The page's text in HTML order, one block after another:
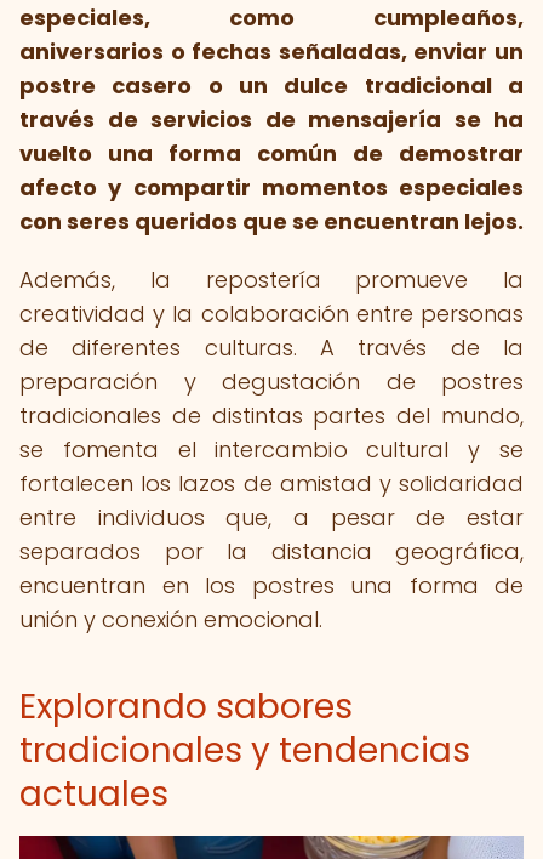
especiales, como cumpleaños,
aniversarios o fechas señaladas, enviar un
postre casero o un dulce tradicional a
través de servicios de mensajería se ha
vuelto una forma común de demostrar
afecto y compartir momentos especiales
con seres queridos que se encuentran lejos.
Además, la repostería promueve la
creatividad y la colaboración entre personas
de diferentes culturas. A través de la
preparación y degustación de postres
tradicionales de distintas partes del mundo,
se fomenta el intercambio cultural y se
fortalecen los lazos de amistad y solidaridad
entre individuos que, a pesar de estar
separados por la distancia geográfica,
encuentran en los postres una forma de
unión y conexión emocional.
Explorando sabores
tradicionales y tendencias
actuales